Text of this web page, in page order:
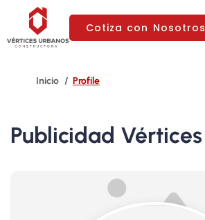
Cotiza con Nosotros
Profile
Publicidad Vértices